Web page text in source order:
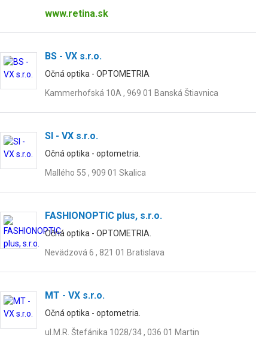
www.retina.sk
BS - VX s.r.o.
Očná optika - OPTOMETRIA
Kammerhofská 10A , 969 01 Banská Štiavnica
SI - VX s.r.o.
Očná optika - optometria.
Mallého 55 , 909 01 Skalica
FASHIONOPTIC plus, s.r.o.
Očná optika - OPTOMETRIA.
Nevädzová 6 , 821 01 Bratislava
MT - VX s.r.o.
Očná optika - optometria.
ul.M.R. Štefánika 1028/34 , 036 01 Martin